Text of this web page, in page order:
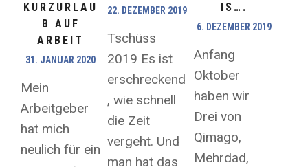
KURZURLAU
B AUF
ARBEIT
31. JANUAR 2020
Mein
Arbeitgeber
hat mich
neulich für ein
22. DEZEMBER 2019
Tschüss
2019 Es ist
erschreckend
, wie schnell
die Zeit
vergeht. Und
man hat das
IS….
6. DEZEMBER 2019
Anfang
Oktober
haben wir
Drei von
Qimago,
Mehrdad,